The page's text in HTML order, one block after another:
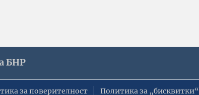
БНР
за поверителност Политика за „бисквитки“